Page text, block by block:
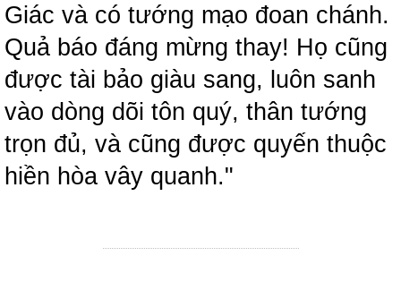
Giác và có tướng mạo đoan chánh.
Quả báo đáng mừng thay! Họ cũng
được tài bảo giàu sang, luôn sanh
vào dòng dõi tôn quý, thân tướng
trọn đủ, và cũng được quyến thuộc
hiền hòa vây quanh."